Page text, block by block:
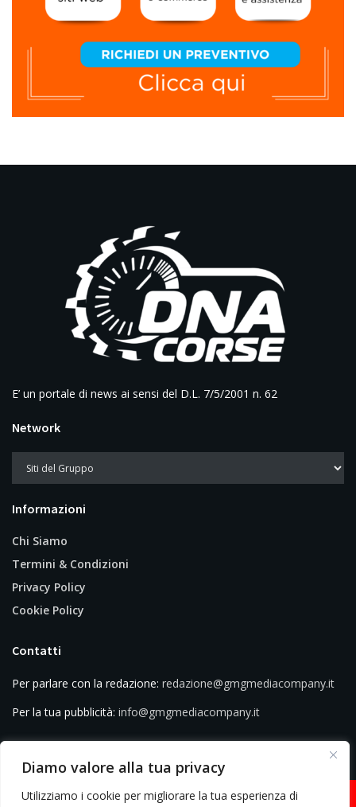
Diamo valore alla tua privacy
Utilizziamo i cookie per migliorare la tua esperienza di
E’ un portale di news ai sensi del D.L. 7/5/2001 n. 62
Network
Informazioni
Chi Siamo
Termini & Condizioni
Privacy Policy
Cookie Policy
Contatti
Per parlare con la redazione: redazione@gmgmediacompany.it
Per la tua pubblicità: info@gmgmediacompany.it